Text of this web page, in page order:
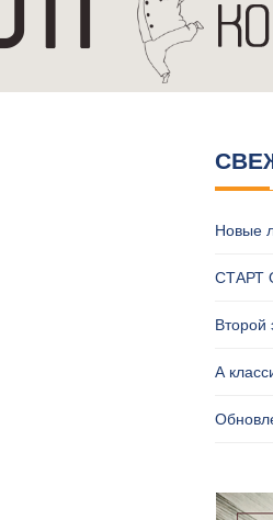
Новые
СТАРТ
А